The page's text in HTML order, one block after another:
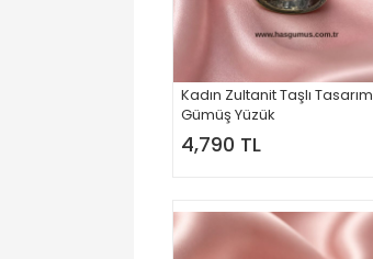
Kadın Zultanit Taşlı Tasarım
Gümüş Yüzük
4,790 TL